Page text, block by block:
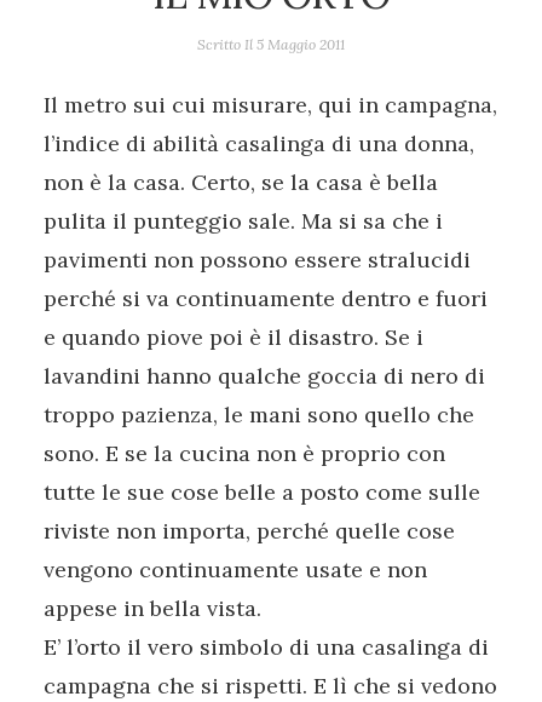
Scritto Il 5 Maggio 2011
Il metro sui cui misurare, qui in campagna,
l’indice di abilità casalinga di una donna,
non è la casa. Certo, se la casa è bella
pulita il punteggio sale. Ma si sa che i
pavimenti non possono essere stralucidi
perché si va continuamente dentro e fuori
e quando piove poi è il disastro. Se i
lavandini hanno qualche goccia di nero di
troppo pazienza, le mani sono quello che
sono. E se la cucina non è proprio con
tutte le sue cose belle a posto come sulle
riviste non importa, perché quelle cose
vengono continuamente usate e non
appese in bella vista.
E’ l’orto il vero simbolo di una casalinga di
campagna che si rispetti. E lì che si vedono